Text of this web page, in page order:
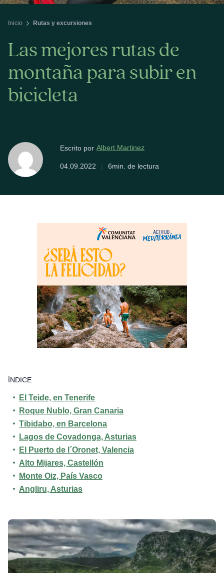
Inicio Rutas y excursiones
Las mejores rutas de
montaña para subir en
bicicleta
Escrito por Albert Martinez
04.09.2022 | 6min. de lectura
ÍNDICE
El Teide, en Tenerife
Roque Nublo, Gran Canaria
Tibidabo, en Barcelona
Lagos de Covadonga, Asturias
El Puerto de l´Oronet, Valencia
Alto Mijares, Castellón
Monte Oiz, País Vasco
Angliru, Asturias